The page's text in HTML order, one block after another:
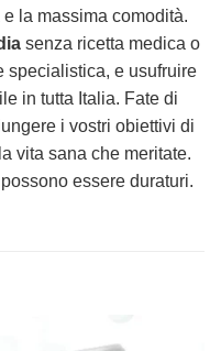
la massima comodità.
senza ricetta medica o
specialistica, e usufruire
in tutta Italia. Fate di
i vostri obiettivi di
vita sana che meritate.
essere duraturi.